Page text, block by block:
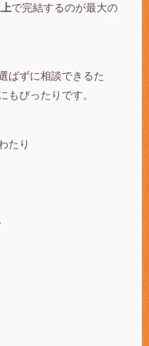
で完結するのが最大の
ばずに相談できるた
もぴったりです。
たり